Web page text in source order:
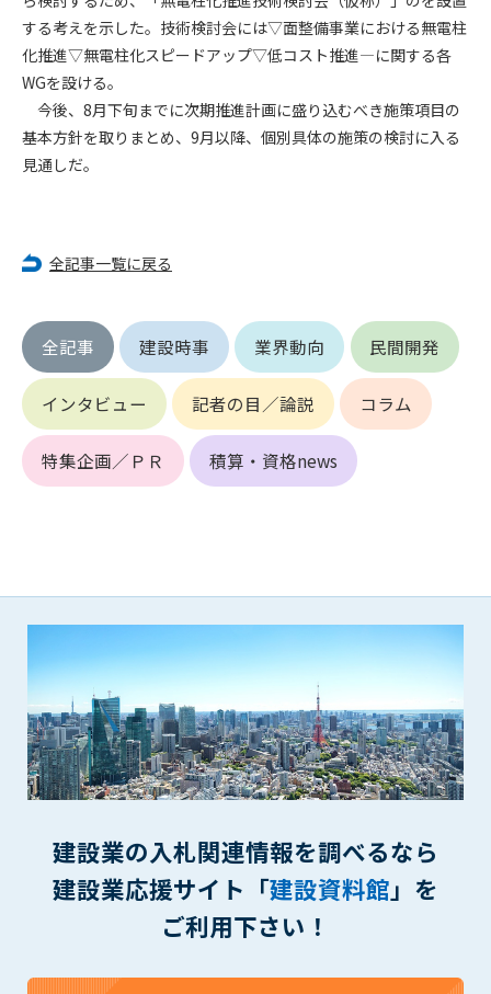
する考えを示した。技術検討会には▽面整備事業における無電柱
化推進▽無電柱化スピードアップ▽低コスト推進―に関する各
WGを設ける。
今後、8月下旬までに次期推進計画に盛り込むべき施策項目の
基本方針を取りまとめ、9月以降、個別具体の施策の検討に入る
見通しだ。
全記事一覧に戻る
全記事 建設時事 業界動向 民間開発
インタビュー 記者の目／論説 コラム
特集企画／ＰＲ 積算・資格news
建設業の入札関連情報を調べるなら
建設業応援サイト「建設資料館」を
ご利用下さい！
(5) その他管理者が会員とすることを不適当と判断した場合
2. 管理者は承認後であっても承認した会員が前項の何れかに該
当することが判明した場合、会員資格を取り消すことがあり
ます。
第5条（IDおよびパスワードの管理）
1. 会員は申込の際に管理者が発行したIDおよびパスワードの使
ん。
を負うものとし、管理者は一切責任を負いません。
第6条（会員の禁止事項）
1. 会員は建設資料館WEB上で以下の行為をしないものとしま
す。
(1) 第三者または管理者の著作権、その他知的所有権を侵害す
(6) 管理者が承認していない営利を目的とした行為
(7) 公序良俗に反する行為
(8) 犯罪的行為に結びつく行為
(9) その他、法律に反する行為
(10) 建設資料館から知り得た情報及びダウンロードした情報
を、営利を目的として第三者に転売し、または転売のため
に第三者に提供すること
管理者は、会員が登録した内容が以下に該当する、またはその
恐れのあるものは、会員の承諾なく削除できるものとします。
(1) 登録されている情報が、第6条の定める禁止事項に該当する
と管理者が、判断した場合
(3) 広告掲載料金の支払が遅延した場合